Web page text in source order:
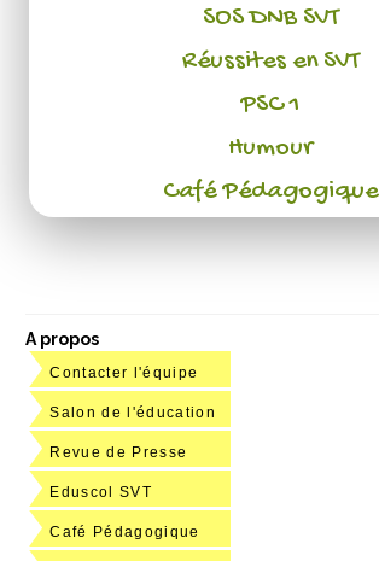
SOS DNB SVT
Réussites en SVT
PSC 1
Humour
Café Pédagogique
A propos
Contacter l'équipe
Salon de l'éducation
Revue de Presse
Eduscol SVT
Café Pédagogique